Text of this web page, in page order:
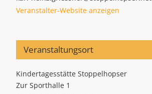
Veranstalter-Website anzeigen
Veranstaltungsort
Kindertagesstätte Stoppelhopser
Zur Sporthalle 1